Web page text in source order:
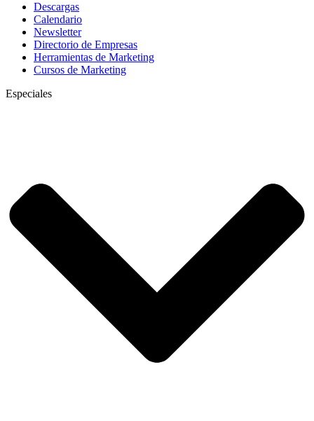
Descargas
Calendario
Newsletter
Directorio de Empresas
Herramientas de Marketing
Cursos de Marketing
Especiales